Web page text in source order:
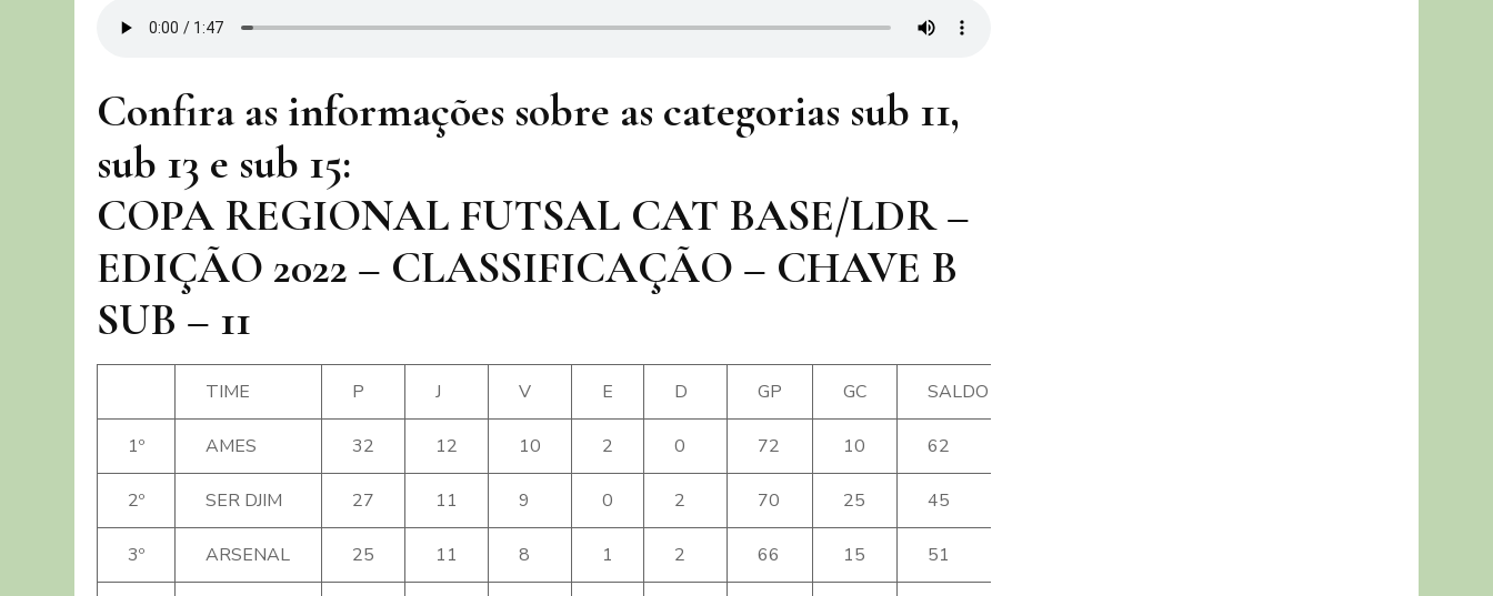
Confira as informações sobre as categorias sub 11,
sub 13 e sub 15:
COPA REGIONAL FUTSAL CAT BASE/LDR –
EDIÇÃO 2022 – CLASSIFICAÇÃO – CHAVE B
SUB – 11
TIME P J V E D GP GC SALDO
1º AMES 32 12 10 2 0 72 10 62
2º SER DJIM 27 11 9 0 2 70 25 45
3º ARSENAL 25 11 8 1 2 66 15 51